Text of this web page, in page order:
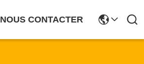
NOUS CONTACTER